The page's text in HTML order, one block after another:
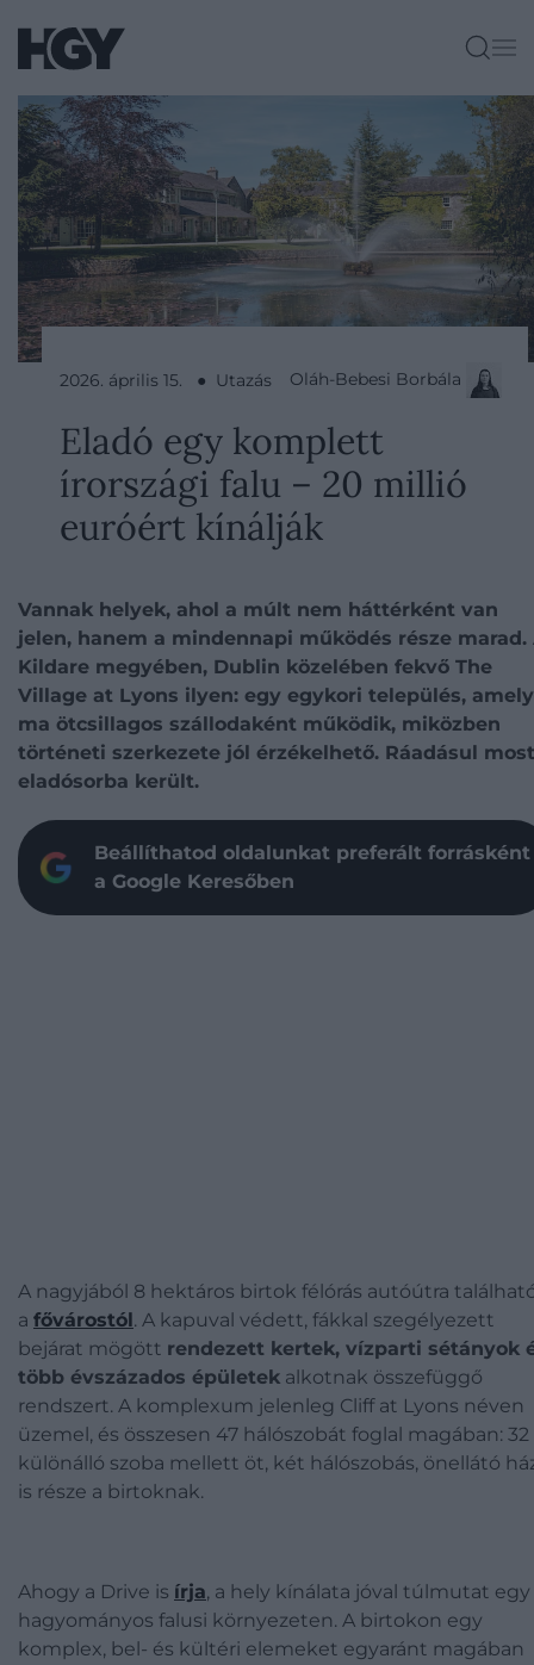
2026. április 15. ● Utazás Oláh-Bebesi Borbála
Eladó egy komplett
írországi falu – 20 millió
euróért kínálják
Vannak helyek, ahol a múlt nem háttérként van
jelen, hanem a mindennapi működés része marad.
Kildare megyében, Dublin közelében fekvő The
Village at Lyons ilyen: egy egykori település, amely
ma ötcsillagos szállodaként működik, miközben
történeti szerkezete jól érzékelhető. Ráadásul most
eladósorba került.
Beállíthatod oldalunkat preferált forrásként
a Google Keresőben
A nagyjából 8 hektáros birtok félórás autóútra
a fővárostól. A kapuval védett, fákkal szegélyezett
bejárat mögött rendezett kertek, vízparti sétányok
több évszázados épületek alkotnak összefüggő
rendszert. A komplexum jelenleg Cliff at Lyons néven
üzemel, és összesen 47 hálószobát foglal magában: 32
különálló szoba mellett öt, két hálószobás, önellátó
is része a birtoknak.
Ahogy a Drive is írja, a hely kínálata jóval túlmutat egy
hagyományos falusi környezeten. A birtokon egy
komplex, bel- és kültéri elemeket egyaránt magában